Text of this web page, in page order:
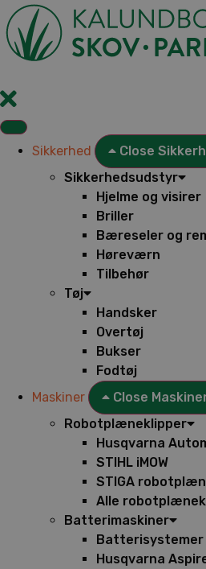
Videre
til
indhold
Sikkerhed Close
Sikkerhedsudstyr
Hjelme og visirer
Briller
Bæreseler og
Høreværn
Tilbehør
Tøj
Handsker
Overtøj
Bukser
Fodtøj
Maskiner
Close
Robotplæneklipper
Husqvarna
STIHL iMOW
STIGA
Alle
Batterimaskiner
Batterisystemer
Husqvarna